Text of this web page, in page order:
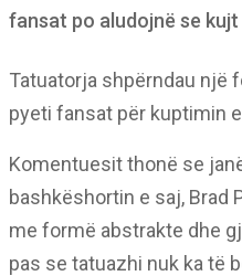
fansat po aludojnë se
Tatuatorja shpërndau një
pyeti fansat për kuptimin
Komentuesit thonë se
bashkëshortin e saj, Brad
me formë abstrakte dhe
pas se tatuazhi nuk ka të